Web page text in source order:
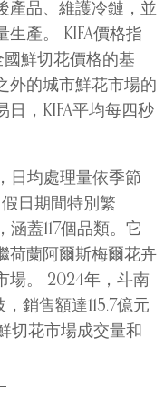
產品、維護冷鏈，並
產。 KIFA價格指
鮮切花價格的基
外的城市鮮花市場的
，KIFA平均每四秒
日均處理量依季節
日期間特別繁
蓋117個品類。它
荷蘭阿爾斯梅爾花卉
場。 2024年，斗南
銷售額達115.7億元
切花市場成交量和